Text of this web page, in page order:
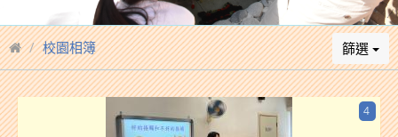
校園相簿 篩選
4